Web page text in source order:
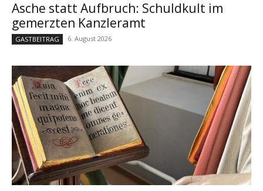
Asche statt Aufbruch: Schuldkult im
gemerzten Kanzleramt
GASTBEITRAG 6. August 2026